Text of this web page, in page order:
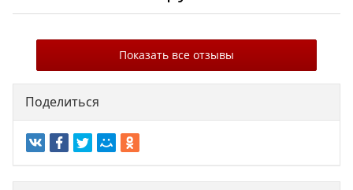
Показать все отзывы
Поделиться